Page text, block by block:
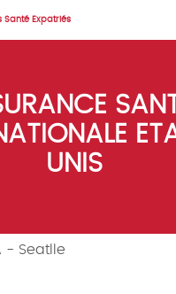
Santé Expatriés
UNIS
- Seatlle